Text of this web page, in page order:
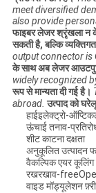
meet diversified
also provide
फाइबर लेजर श्रृंखला न
सकती है, बल्कि
output connector is
के साथ अब लेजर
widely recognized
रूप से मान्यता दी गई है।
abroad. उत्पाद को
हाईइलेक्ट्रो-
ऊंचाई तनाव-
शीट काटना दक्षता
अनुकूलित उत्पादन
वैकल्पिक एयर कूलिंग
रखरखाव-
वाइड मॉड्यूलेशन